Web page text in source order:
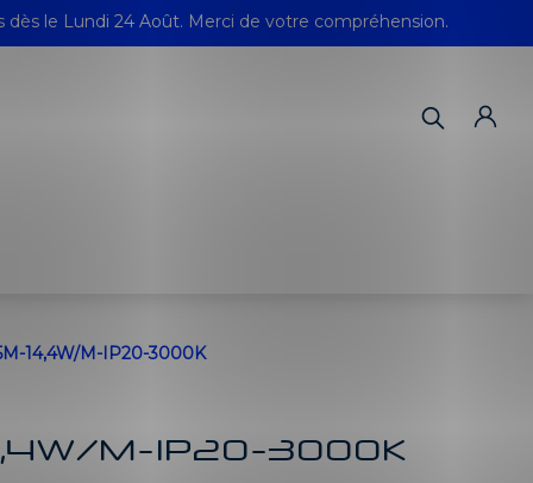
dès le Lundi 24 Août. Merci de votre compréhension.
14,4W/M-IP20-3000K
M-IP20-3000K